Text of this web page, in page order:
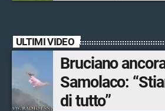
ULTIMI VIDEO
Bruciano
Samolaco:
di tutto”